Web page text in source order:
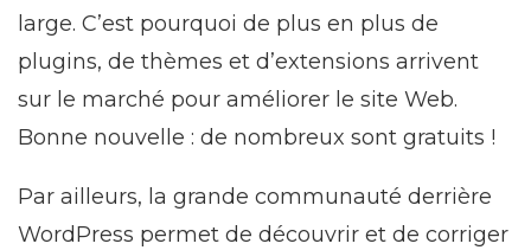
large. C’est pourquoi de plus en plus de
plugins, de thèmes et d’extensions arrivent
sur le marché pour améliorer le site Web.
Bonne nouvelle : de nombreux sont gratuits !
Par ailleurs, la grande communauté derrière
WordPress permet de découvrir et de corriger